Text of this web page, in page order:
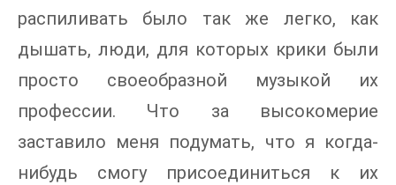
распиливать было так же легко, как
дышать, люди, для которых крики были
просто своеобразной музыкой их
профессии. Что за высокомерие
заставило меня подумать, что я когда-
нибудь смогу присоединиться к их